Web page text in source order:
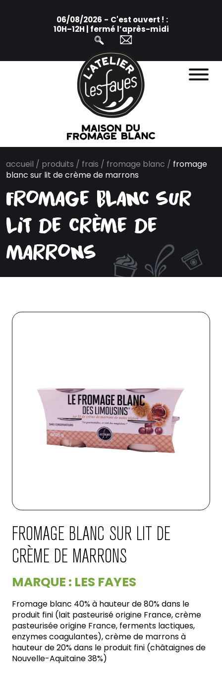
06/08/2026 - C'est ouvert ! :
10H–12H | fermé l’après-midi
accueil / produits / frais / fromage blanc / fromage
blanc sur lit de crème de marrons
fromage blanc sur
lit de crème de
marrons
FROMAGE BLANC SUR LIT DE
CRÈME DE MARRONS
MARQUE : LES FAYES
Fromage blanc 40% à hauteur de 80% dans le
produit fini (lait pasteurisé origine France, crème
pasteurisée origine France, ferments lactiques,
enzymes coagulantes), crème de marrons à
hauteur de 20% dans le produit fini (châtaignes de
Nouvelle-Aquitaine 38%)